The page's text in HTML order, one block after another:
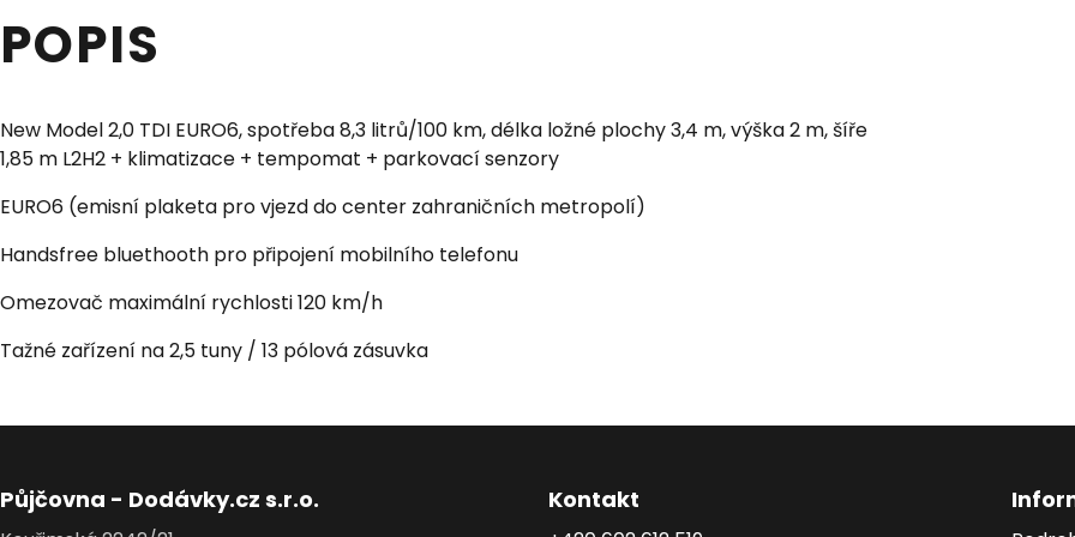
POPIS
New Model 2,0 TDI EURO6, spotřeba 8,3 litrů/100 km, délka ložné plochy 3,4 m, výška 2 m, šíře
1,85 m L2H2 + klimatizace + tempomat + parkovací senzory
EURO6 (emisní plaketa pro vjezd do center zahraničních metropolí)
Handsfree bluethooth pro připojení mobilního telefonu
Omezovač maximální rychlosti 120 km/h
Tažné zařízení na 2,5 tuny / 13 pólová zásuvka
Půjčovna - Dodávky.cz s.r.o. Kontakt